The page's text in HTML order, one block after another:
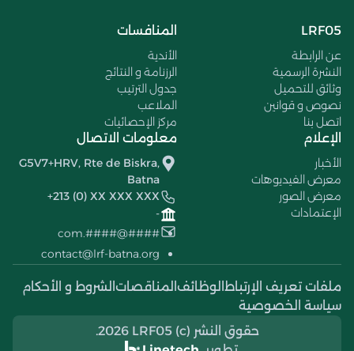
LRF05
عن الرابطة
النشرة الرسمية
وثائق للتحميل
نصوص و قوانين
اتصل بنا
المنافسات
الأندية
الرزنامة و النتائج
جدول الترتيب
الملاعب
مركز الإحصائيات
الإعلام
الأخبار
معرض الفيديوهات
معرض الصور
الإعتمادات
معلومات الاتصال
G5V7+HRV, Rte de Biskra,
Batna
+213 (0) XX XXX XXX
-
####@####.com
contact@lrf-batna.org
ملفات تعريف الإرتباط الوظائف المناقصات الشروط و الأحكام
سياسة الخصوصية
حقوق النشر (c) 2026 LRF05.